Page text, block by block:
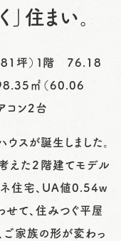
住まい。
坪）１階 76.18
㎡（60.06
コン2台
スが誕生しました。
えた２階建てモデル
住宅、UA値0.54w
せて、住みつぐ平屋
ご家族の形が変わっ